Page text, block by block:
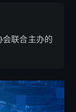
联合主办的